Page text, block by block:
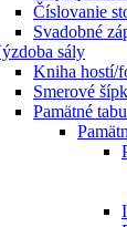
Číslovanie
Svadobné
sály
Kniha hostí/
Smerové
Pamätné